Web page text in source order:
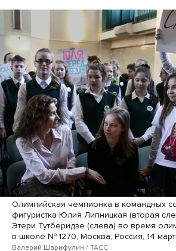
Олимпийская чемпионка в командных
фигуристка Юлия Липницкая (вторая
Этери Тутберидзе (слева) во время
в школе № 1270, Москва, Россия, 14
Валерий Шарифулин / ТАСС